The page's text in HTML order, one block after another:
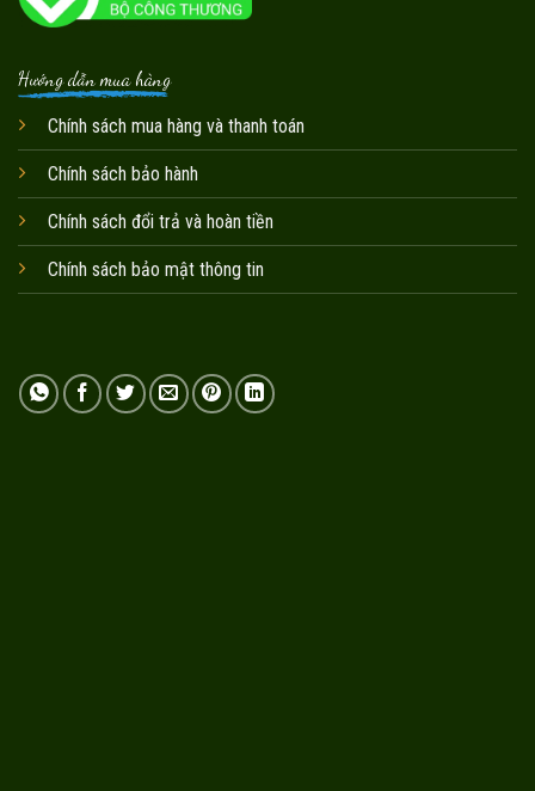
Hướng dẫn mua hàng
Chính sách mua hàng và thanh toán
Chính sách bảo hành
Chính sách đổi trả và hoàn tiền
Chính sách bảo mật thông tin